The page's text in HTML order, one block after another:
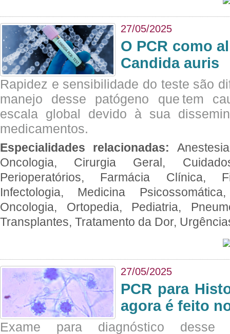
27/05/2025
O PCR como
Candida auris
Rapidez e sensibilidade do teste são
manejo desse patógeno que tem
escala global devido à sua
medicamentos.
Especialidades relacionadas:
Oncologia, Cirurgia Geral,
Perioperatórios, Farmácia Clínica,
Infectologia, Medicina
Oncologia, Ortopedia, Pediatria,
Transplantes, Tratamento da Dor,
27/05/2025
PCR para
agora é feito
Exame para diagnóstico desse